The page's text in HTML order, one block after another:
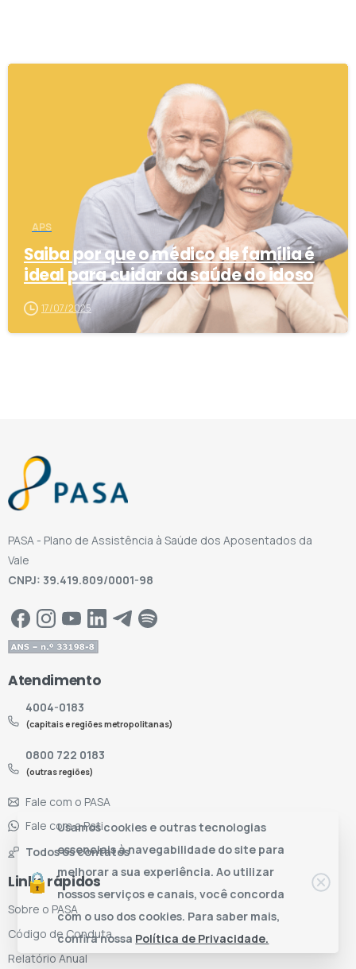
APS
Saiba por que o médico de família é
ideal para cuidar da saúde do idoso
17/07/2025
PASA - Plano de Assistência à Saúde dos Aposentados da
Vale
CNPJ: 39.419.809/0001-98
Atendimento
4004-0183
(capitais e regiões metropolitanas)
0800 722 0183
(outras regiões)
Fale com o PASA
Fale com a Pati
Todos os contatos
Links rápidos
Sobre o PASA
Código de Conduta
Relatório Anual
Usamos cookies e outras tecnologias
essenciais à navegabilidade do site para
melhorar a sua experiência. Ao utilizar
nossos serviços e canais, você concorda
com o uso dos cookies. Para saber mais,
confira nossa Política de Privacidade.